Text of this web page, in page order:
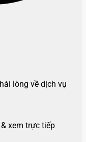
lòng về dịch vụ
xem trực tiếp